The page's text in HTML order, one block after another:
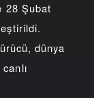
28 Şubat
dünya